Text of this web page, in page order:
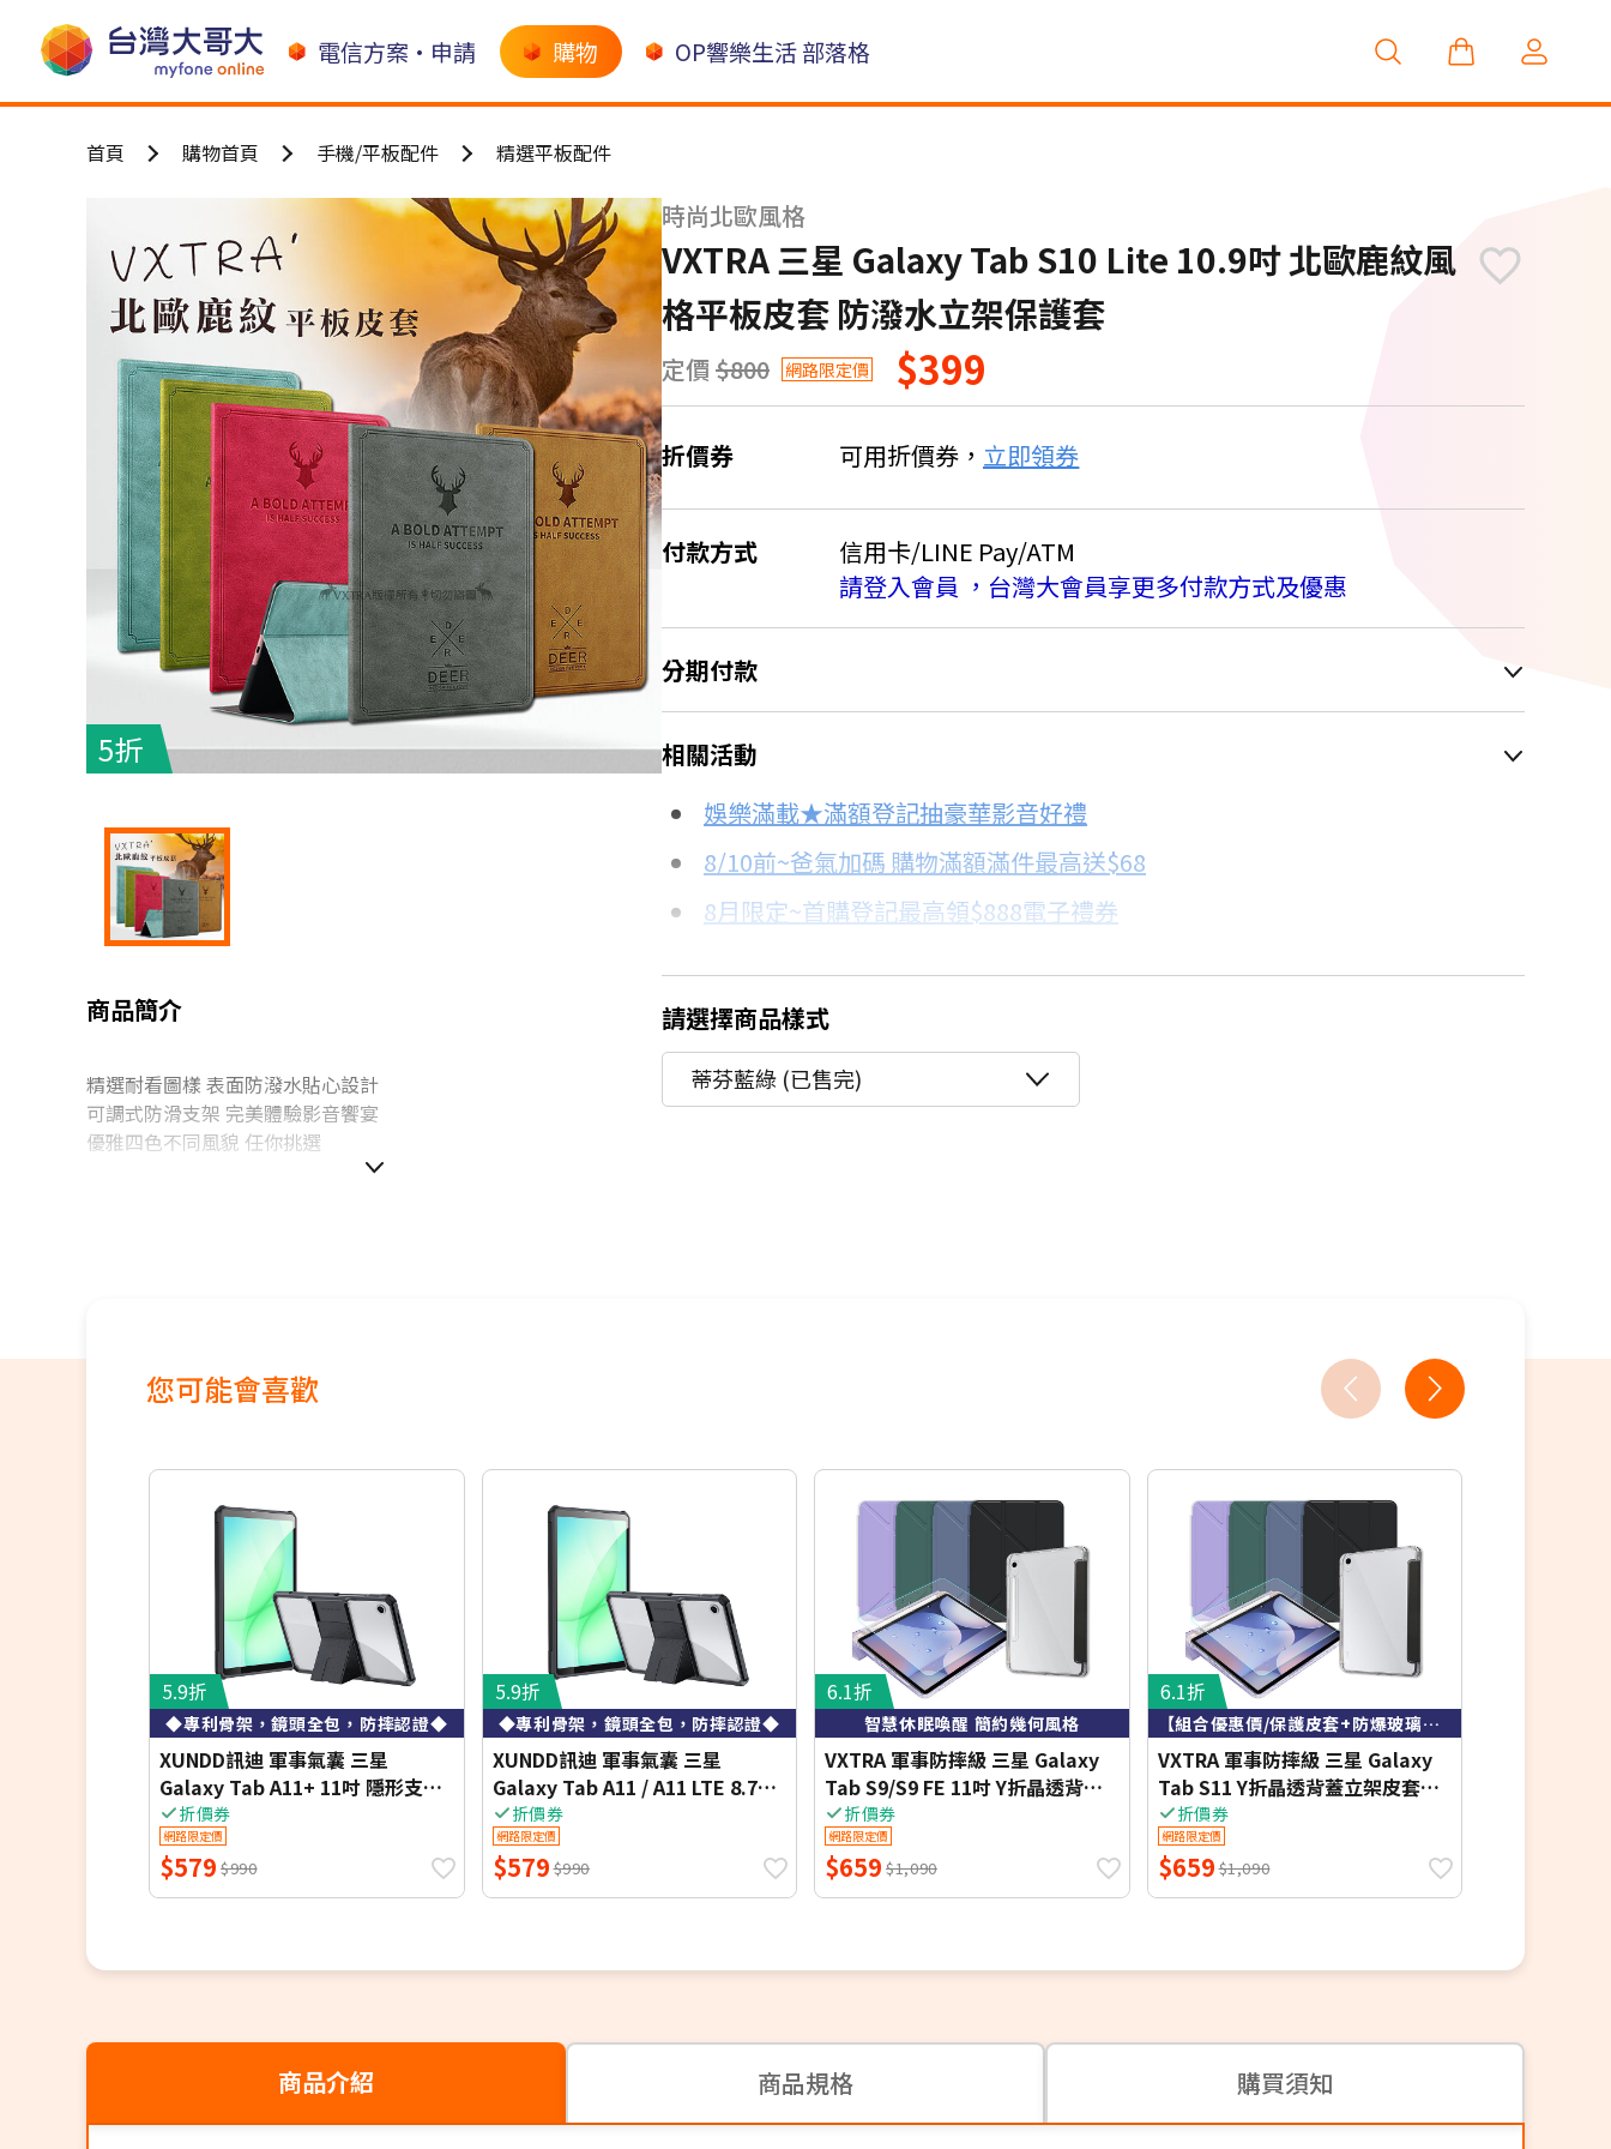
電信方案•申請 購物 OP響樂生活 部落格
首頁 購物首頁 手機/平板配件 精選平板配件
5折
商品簡介
精選耐看圖樣 表面防潑水貼心設計
可調式防滑支架 完美體驗影音饗宴
優雅四色不同風貌 任你挑選
時尚北歐風格
VXTRA 三星 Galaxy Tab S10 Lite 10.9吋 北歐鹿紋風
格平板皮套 防潑水立架保護套
定價 $800 網路限定價 $399
折價券 可用折價券， 立即領券
付款方式
信用卡/LINE Pay/ATM
請登入會員 ，台灣大會員享更多付款方式及優惠
分期付款
＊實際可分期數、適用利率，請以購物車顯示為主
信用卡分期
分期數
3期
12期
每期金額
$142
$35
配合銀行/業者
18家銀行/業者
18家銀行/業者
相關活動
娛樂滿載★滿額登記抽豪華影音好禮
8/10前~爸氣加碼 購物滿額滿件最高送$68
8月限定~首購登記最高領$888電子禮券
更多信用卡分期0利率滿額享回饋
請選擇商品樣式
蒂芬藍綠 (已售完)
您可能會喜歡
5.9折
◆專利骨架，鏡頭全包，防摔認證◆
XUNDD訊迪 軍事氣囊 三星
Galaxy Tab A11+ 11吋 隱形支架
殼 平板防摔保護套(極簡黑)
折價券
網路限定價
$579 $990
5.9折
◆專利骨架，鏡頭全包，防摔認證◆
XUNDD訊迪 軍事氣囊 三星
Galaxy Tab A11 / A11 LTE 8.7吋
隱形支架殼 平板防摔保護套(極簡
黑)
折價券
網路限定價
$579$990
6.1折
智慧休眠喚醒 簡約幾何風格
VXTRA 軍事防摔級 三星 Galaxy
Tab S9/S9 FE 11吋 Y折晶透背蓋
立架皮套+9H玻璃貼(合購價)
折價券
網路限定價
$659 $1,090
6.1折
【組合優惠價/保護皮套+防爆玻璃貼】
VXTRA 軍事防摔級 三星 Galaxy
Tab S11 Y折晶透背蓋立架皮套
+9H玻璃貼(合購價)
折價券
網路限定價
$659$1,090
商品介紹 商品規格 購買須知